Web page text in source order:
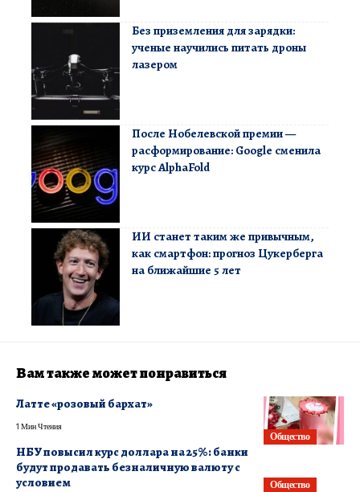
Без приземления для зарядки:
ученые научились питать дроны
лазером
После Нобелевской премии —
расформирование: Google сменила
курс AlphaFold
ИИ станет таким же привычным,
как смартфон: прогноз Цукерберга
на ближайшие 5 лет
Вам также может понравиться
Общество
Латте «розовый бархат»
1 Мин Чтения
Общество
​НБУ повысил курс доллара на 25%: банки
будут продавать безналичную валюту с
условием